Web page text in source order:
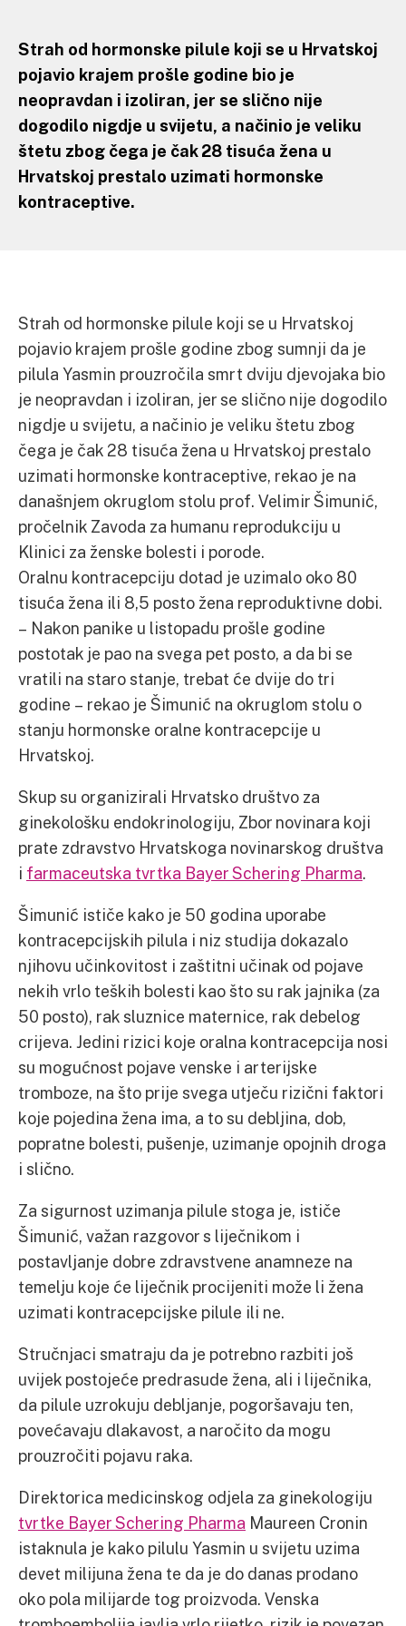
Strah od hormonske pilule koji se u Hrvatskoj
pojavio krajem prošle godine bio je
neopravdan i izoliran, jer se slično nije
dogodilo nigdje u svijetu, a načinio je veliku
štetu zbog čega je čak 28 tisuća žena u
Hrvatskoj prestalo uzimati hormonske
kontraceptive.
Strah od hormonske pilule koji se u Hrvatskoj
pojavio krajem prošle godine zbog sumnji da je
pilula Yasmin prouzročila smrt dviju djevojaka bio
je neopravdan i izoliran, jer se slično nije dogodilo
nigdje u svijetu, a načinio je veliku štetu zbog
čega je čak 28 tisuća žena u Hrvatskoj prestalo
uzimati hormonske kontraceptive, rekao je na
današnjem okruglom stolu prof. Velimir Šimunić,
pročelnik Zavoda za humanu reprodukciju u
Klinici za ženske bolesti i porode.
Oralnu kontracepciju dotad je uzimalo oko 80
tisuća žena ili 8,5 posto žena reproduktivne dobi.
– Nakon panike u listopadu prošle godine
postotak je pao na svega pet posto, a da bi se
vratili na staro stanje, trebat će dvije do tri
godine – rekao je Šimunić na okruglom stolu o
stanju hormonske oralne kontracepcije u
Hrvatskoj.
Skup su organizirali Hrvatsko društvo za
ginekološku endokrinologiju, Zbor novinara koji
prate zdravstvo Hrvatskoga novinarskog društva
i farmaceutska tvrtka Bayer Schering Pharma.
Šimunić ističe kako je 50 godina uporabe
kontracepcijskih pilula i niz studija dokazalo
njihovu učinkovitost i zaštitni učinak od pojave
nekih vrlo teških bolesti kao što su rak jajnika (za
50 posto), rak sluznice maternice, rak debelog
crijeva. Jedini rizici koje oralna kontracepcija nosi
su mogućnost pojave venske i arterijske
tromboze, na što prije svega utječu rizični faktori
koje pojedina žena ima, a to su debljina, dob,
popratne bolesti, pušenje, uzimanje opojnih droga
i slično.
Za sigurnost uzimanja pilule stoga je, ističe
Šimunić, važan razgovor s liječnikom i
postavljanje dobre zdravstvene anamneze na
temelju koje će liječnik procijeniti može li žena
uzimati kontracepcijske pilule ili ne.
Stručnjaci smatraju da je potrebno razbiti još
uvijek postojeće predrasude žena, ali i liječnika,
da pilule uzrokuju debljanje, pogoršavaju ten,
povećavaju dlakavost, a naročito da mogu
prouzročiti pojavu raka.
Direktorica medicinskog odjela za ginekologiju
tvrtke Bayer Schering Pharma Maureen Cronin
istaknula je kako pilulu Yasmin u svijetu uzima
devet milijuna žena te da je do danas prodano
oko pola milijarde tog proizvoda. Venska